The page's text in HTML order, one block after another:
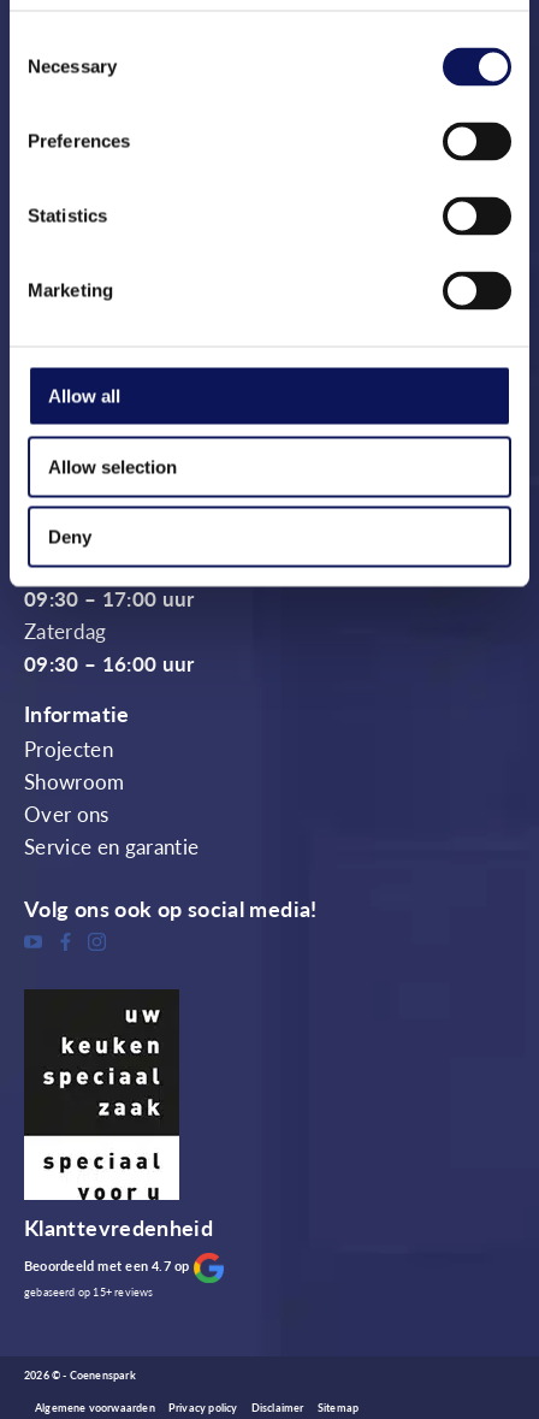
Selection
Necessary
Preferences
Statistics
Marketing
Allow all
Allow selection
Deny
7202 BP Zutphen
Email –info@coenenspark.nl
met ons
Keukencollectie
Badkamercollectie
Vloer en wandtegels
Openingstijden Showroom
Dinsdag t/m vrijdag
09:30 – 17:00 uur
Zaterdag
09:30 – 16:00 uur
Informatie
Projecten
Showroom
Over ons
Service en garantie
Volg ons ook op social media!
Klanttevredenheid
Beoordeeld met een 4.7 op
gebaseerd op 15+reviews
2026 © - Coenenspark
Algemene voorwaarden Privacy policy Disclaimer Sitemap